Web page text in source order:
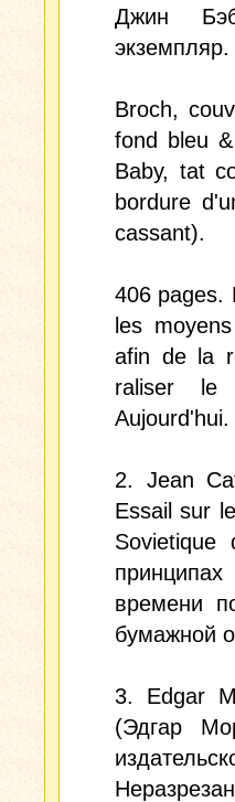
Джин
экземпляр.
Broch,
fond bleu
Baby, tat
bordure
cassant).
406 pages.
les
afin de la
raliser le
Aujourd'hui.
2. Jean
Essail sur
времени
бумажной
3. Edgar
(Эдгар